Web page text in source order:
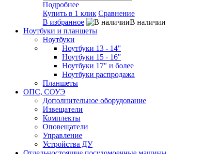
Подробнее
Купить в 1 клик Сравнение
В избранное
В наличии
Ноутбуки и планшеты
Ноутбуки
Ноутбуки 13 - 14"
Ноутбуки 15 - 16"
Ноутбуки 17" и более
Ноутбуки распродажа
Планшеты
ОПС, СОУЭ
Дополнительное оборудование
Извещатели
Комплекты
Оповещатели
Управление
Устройства ДУ